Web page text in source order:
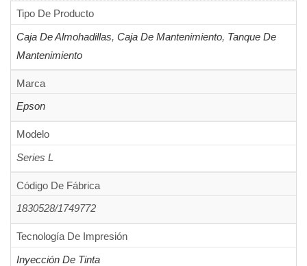
Tipo De Producto
Caja De Almohadillas, Caja De Mantenimiento, Tanque De
Mantenimiento
Marca
Epson
Modelo
Series L
Código De Fábrica
1830528/1749772
Tecnología De Impresión
Inyección De Tinta